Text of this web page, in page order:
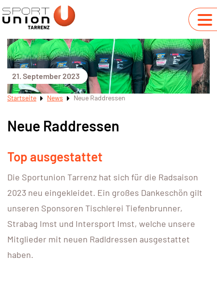
21. September 2023
Startseite News Neue Raddressen
Neue Raddressen
Top ausgestattet
Die Sportunion Tarrenz hat sich für die Radsaison
2023 neu eingekleidet. Ein großes Dankeschön gilt
unseren Sponsoren Tischlerei Tiefenbrunner,
Strabag Imst und Intersport Imst, welche unsere
Mitglieder mit neuen Radldressen ausgestattet
haben.